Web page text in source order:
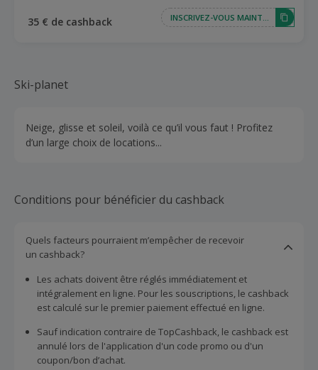
35 € de cashback
Ski-planet
Neige, glisse et soleil, voilà ce qu’il vous faut ! Profitez
d’un large choix de locations...
Conditions pour bénéficier du cashback
Quels facteurs pourraient m’empêcher de recevoir
un cashback?
Les achats doivent être réglés immédiatement et
intégralement en ligne. Pour les souscriptions, le cashback
est calculé sur le premier paiement effectué en ligne.
Sauf indication contraire de TopCashback, le cashback est
annulé lors de l'application d'un code promo ou d'un
coupon/bon d’achat.